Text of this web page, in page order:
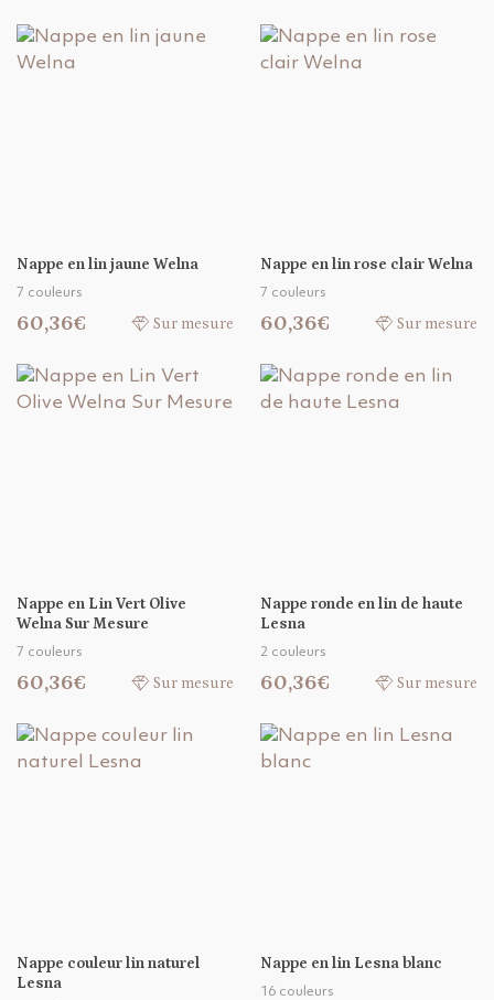
Nappe en lin jaune Welna
7 couleurs
60,36€ Sur mesure
Nappe en lin rose clair Welna
7 couleurs
60,36€ Sur mesure
Nappe en Lin Vert Olive
Welna Sur Mesure
7 couleurs
60,36€ Sur mesure
Nappe ronde en lin de haute
Lesna
2 couleurs
60,36€ Sur mesure
Nappe couleur lin naturel
Lesna
Nappe en lin Lesna blanc
16 couleurs